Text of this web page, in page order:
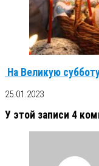
На Великую
25.01.2023
У этой записи 4